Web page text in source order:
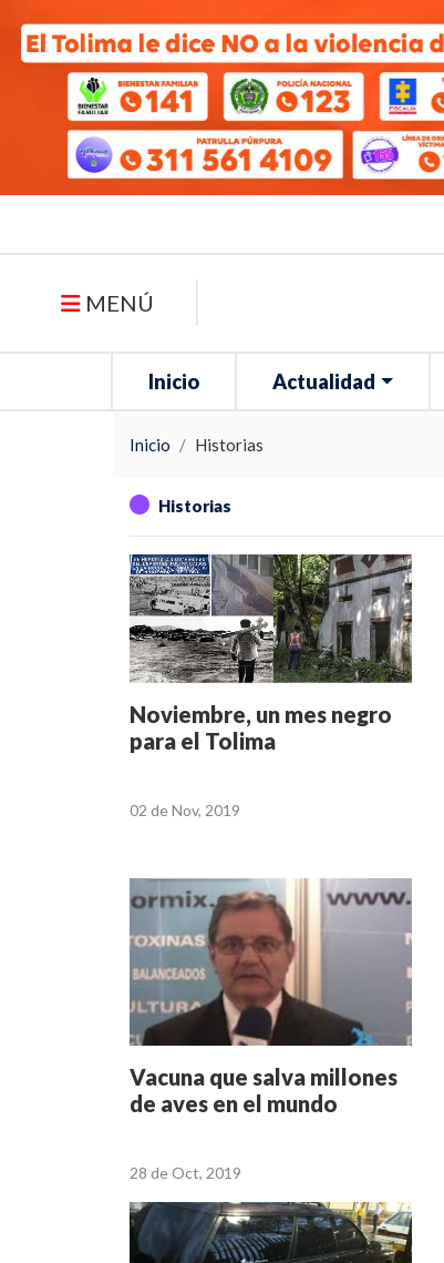
MENÚ
Inicio Actualidad
Inicio Historias
Historias
Noviembre, un mes negro
para el Tolima
02 de Nov, 2019
Vacuna que salva millones
de aves en el mundo
28 de Oct, 2019